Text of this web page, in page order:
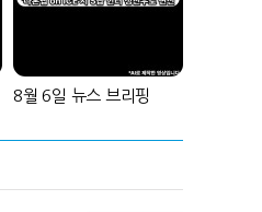
8월 6일 뉴스 브리핑